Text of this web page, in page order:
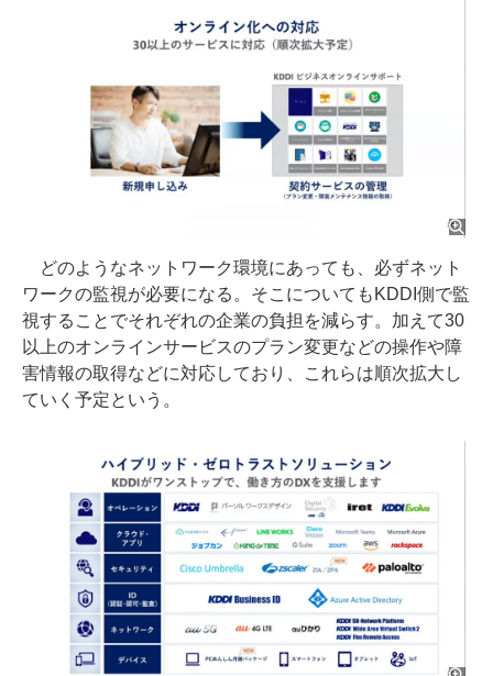
どのようなネットワーク環境にあっても、必ずネット
ワークの監視が必要になる。そこについてもKDDI側で監
視することでそれぞれの企業の負担を減らす。加えて30
以上のオンラインサービスのプラン変更などの操作や障
害情報の取得などに対応しており、これらは順次拡大し
ていく予定という。